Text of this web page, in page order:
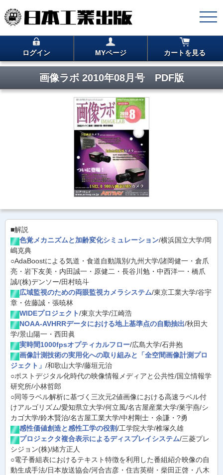
ログイン MYページ カートを見る
画像ラボ 2010年08月号 PDF版
■解説
色覚メカニズムと加齢変化シミュレーション/横浜国立大学/岡
嶋克典
○AdaBoostによる気道・食道自動識別/九州大学/諸岡健一・倉爪
亮・岩下友美・内田誠一・原健二・長谷川勉・中西洋一・橋爪
誠/(株)デンソー/田村暁斗
広域監視のための両眼監視カメラシステム/東京工業大学/谷宇
章・佐藤誠・張暁林
WIDEプロジェクト/東京大学/江崎浩
NOAA-AVHRRデータにおける地上基準点の自動抽出/秋田大
学/景山陽一・西田眞
実時間1000fpsオプティカルフロー/広島大学/石井抱
画像計測技術の実用化への取り組みと「全空間画像計測プロ
ジェクト」 /和歌山大学/藤垣元治
○ポストデジタル化時代の映像情報メディアと公共性/国立情報学
研究所/小林哲郎
○同等ラベル解析に基づく三次元2値画像における高速ラベル付
けアルゴリズム/愛知県立大学/何立風/名古屋産業大学/巣宇燕/シ
カゴ大学/鈴木賢治/名古屋工業大学/中村剛士・余謙・?勇
感性価値創造と感性工学の役割/工学院大学/椎塚久雄
プロジェクタ複合表示によるディスプレイシステム/三菱プレ
シジョン(株)/緒方正人
○電子番組表におけるテキスト特徴を利用した番組紹介映像の自
動生成手法/日本放送協会/河合吉彦・住吉英樹・柴田正啓・八木